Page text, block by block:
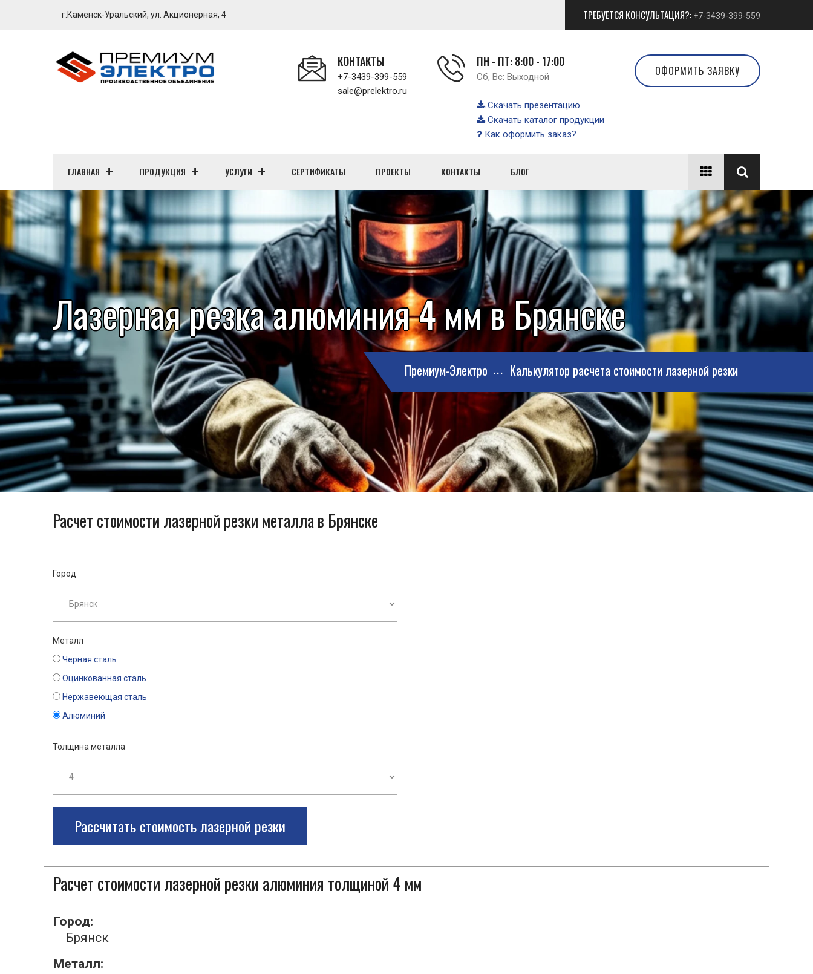
г.Каменск-Уральский, ул. Акционерная, 4 ТРЕБУЕТСЯ КОНСУЛЬТАЦИЯ?: +7-3439-399-559
КОНТАКТЫ
+7-3439-399-559
sale@prelektro.ru
ПН - ПТ: 8:00 - 17:00
Сб, Вс: Выходной
Скачать презентацию
Скачать каталог продукции
Как оформить заказ?
ОФОРМИТЬ ЗАЯВКУ
ГЛАВНАЯ ПРОДУКЦИЯ УСЛУГИ СЕРТИФИКАТЫ ПРОЕКТЫ КОНТАКТЫ БЛОГ
Лазерная резка алюминия 4 мм в Брянске
Премиум-Электро Калькулятор расчета стоимости лазерной резки
Расчет стоимости лазерной резки металла в Брянске
Город
Металл
Черная сталь
Оцинкованная сталь
Нержавеющая сталь
Алюминий
Толщина металла
Рассчитать стоимость лазерной резки
Расчет стоимости лазерной резки алюминия толщиной 4 мм
Город:
Брянск
Металл: